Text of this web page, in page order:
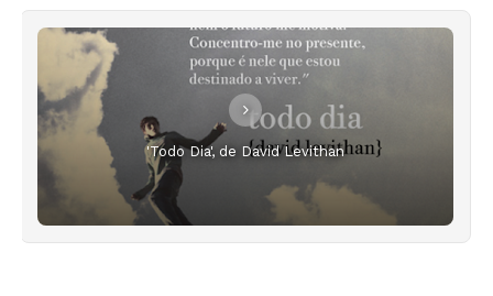
'Todo Dia', de David Levithan